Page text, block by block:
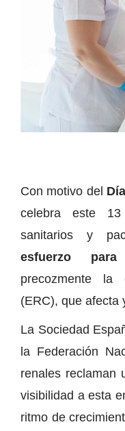
Con motivo del
celebra este 13
sanitarios y
esfuerzo
precozmente la
(ERC), que afecta
La Sociedad
la Federación
renales reclaman
visibilidad a esta
ritmo de